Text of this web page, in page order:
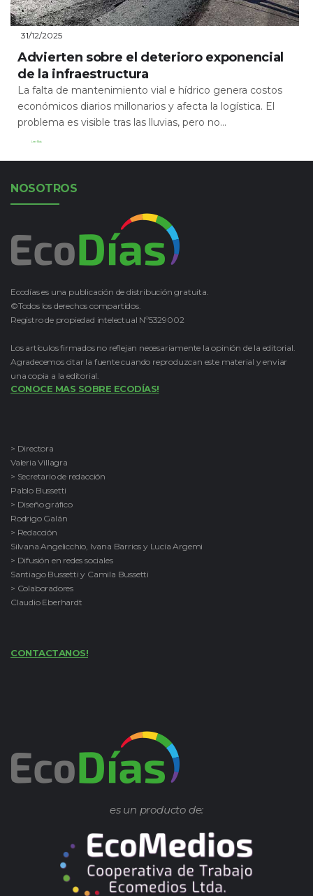
31/12/2025
Advierten sobre el deterioro exponencial
de la infraestructura
La falta de mantenimiento vial e hídrico genera costos
económicos diarios millonarios y afecta la logística. El
problema es visible tras las lluvias, pero no...
Leer Más
NOSOTROS
Ecodías es una publicación de distribución gratuita.
©Todos los derechos compartidos.
Registro de propiedad intelectual Nº5329002
Los artículos firmados no reflejan necesariamente la opinión de la editorial.
Agradecemos citar la fuente cuando reproduzcan este material y enviar
una copia a la editorial.
CONOCE MAS SOBRE ECODÍAS!
> Directora
Valeria Villagra
> Secretario de redacción
Pablo Bussetti
> Diseño gráfico
Rodrigo Galán
> Redacción
Silvana Angelicchio, Ivana Barrios y Lucía Argemi
> Difusión en redes sociales
Santiago Bussetti y Camila Bussetti
> Colaboradores
Claudio Eberhardt
CONTACTANOS!
es un producto de: